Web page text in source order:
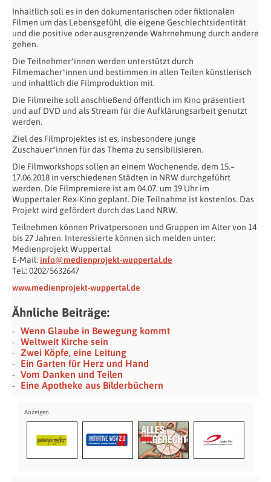
Inhaltlich soll es in den dokumentarischen oder fiktionalen
Filmen um das Lebensgefühl, die eigene Geschlechtsidentität
und die positive oder ausgrenzende Wahrnehmung durch andere
gehen.
Die Teilnehmer*innen werden unterstützt durch
Filmemacher*innen und bestimmen in allen Teilen künstlerisch
und inhaltlich die Filmproduktion mit.
Die Filmreihe soll anschließend öffentlich im Kino präsentiert
und auf DVD und als Stream für die Aufklärungsarbeit genutzt
werden.
Ziel des Filmprojektes ist es, insbesondere junge
Zuschauer*innen für das Thema zu sensibilisieren.
Die Filmworkshops sollen an einem Wochenende, dem 15.–
17.06.2018 in verschiedenen Städten in NRW durchgeführt
werden. Die Filmpremiere ist am 04.07. um 19 Uhr im
Wuppertaler Rex-Kino geplant. Die Teilnahme ist kostenlos. Das
Projekt wird gefördert durch das Land NRW.
Teilnehmen können Privatpersonen und Gruppen im Alter von 14
bis 27 Jahren. Interessierte können sich melden unter:
Medienprojekt Wuppertal
E-Mail: info@medienprojekt-wuppertal.de
Tel.: 0202/5632647
www.medienprojekt-wuppertal.de
Ähnliche Beiträge:
Wenn Glaube in Bewegung kommt
Weltweit Kirche sein
Zwei Köpfe, eine Leitung
Ein Garten für Herz und Hand
Vom Danken und Teilen
Eine Apotheke aus Bilderbüchern